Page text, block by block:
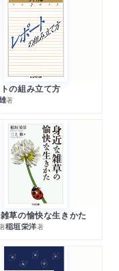
の組み立て方
著
草の愉快な生きかた
稲垣栄洋著